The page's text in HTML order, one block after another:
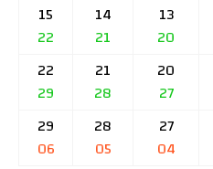
13
20
14
21
15
22
20
27
21
28
22
29
27
04
28
05
29
06